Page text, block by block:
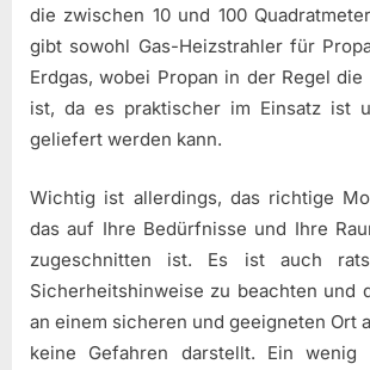
die zwischen 10 und 100
gibt sowohl Gas-Heizstrahler für
Erdgas, wobei Propan in der Regel
ist, da es praktischer im Einsatz ist
geliefert werden kann.
Wichtig ist allerdings, das richtige
das auf Ihre Bedürfnisse und Ihre
zugeschnitten ist. Es ist auch
Sicherheitshinweise zu beachten und
an einem sicheren und geeigneten Ort
keine Gefahren darstellt. Ein wenig